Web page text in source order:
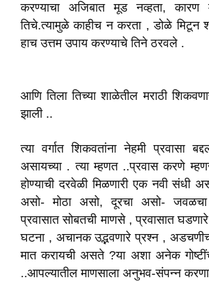
करण्याचा अजिबात मूड नव्हता,
तिचे.त्यामुळे काहीच न करता , डोळे मिटून
हाच उत्तम उपाय करण्याचे तिने ठरवले .
आणि तिला तिच्या शाळेतील मराठी
झाली ..
त्या वर्गात शिकवतांना नेहमी प्रवासा
असायच्या . त्या म्हणत ..प्रवास करणे
होण्याची दरवेळी मिळणारी एक नवी संधी
असो- मोठा असो, दूरचा असो-
प्रवासात सोबतची माणसे , प्रवासात
घटना , अचानक उद्भवणारे प्रश्न ,
मात करायची असते ?या अशा अनेक गोष्टींचे
..आपल्यातील माणसाला अनुभव-संपन्न